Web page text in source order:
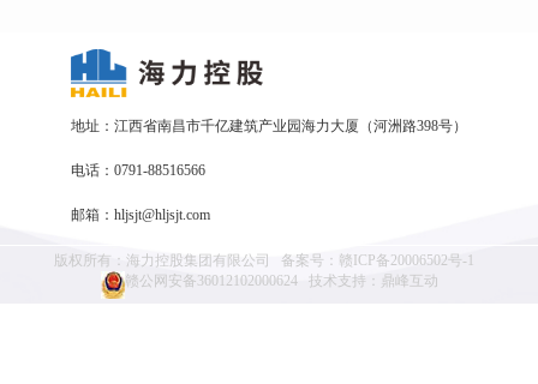
地址：江西省南昌市千亿建筑产业园海力大厦（河洲路398号）
电话：0791-88516566
邮箱：hljsjt@hljsjt.com
版权所有：海力控股集团有限公司 备案号： 赣ICP备20006502号-1
赣公网安备36012102000624
技术支持： 鼎峰互动